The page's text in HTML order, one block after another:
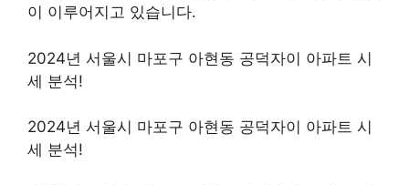
이 이루어지고 있습니다.
2024년 서울시 마포구 아현동 공덕자이 아파트 시
세 분석!
2024년 서울시 마포구 아현동 공덕자이 아파트 시
세 분석!